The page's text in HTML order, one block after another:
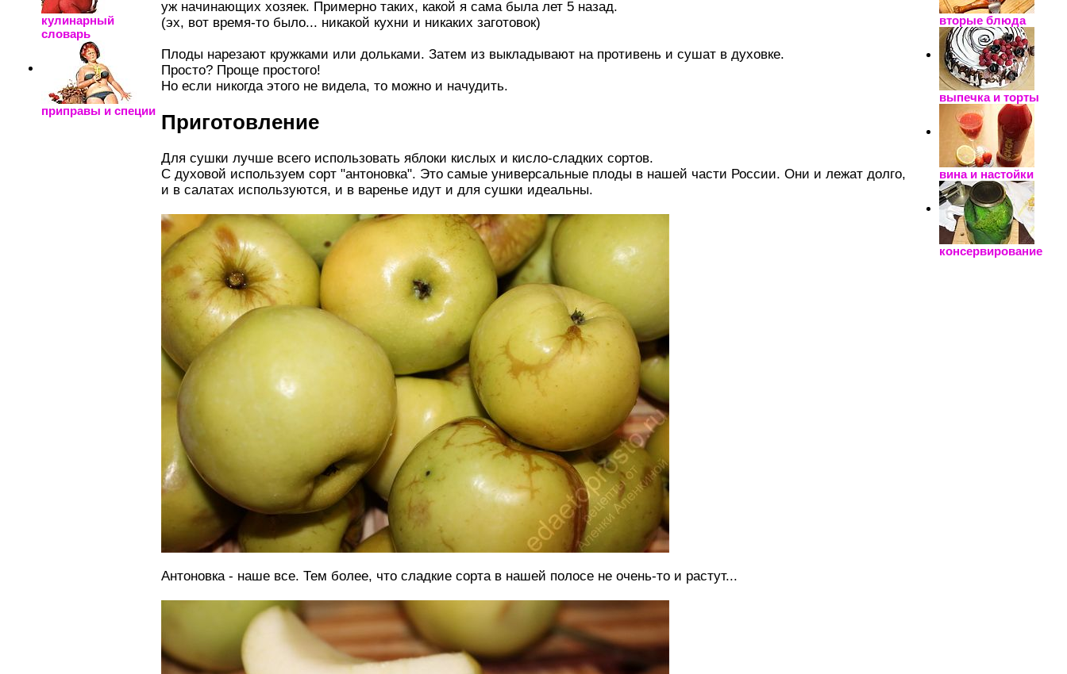
кулинарный
словарь
приправы и специи
уж начинающих хозяек. Примерно таких, какой я сама была лет 5 назад.
(эх, вот время-то было... никакой кухни и никаких заготовок)
Плоды нарезают кружками или дольками. Затем из выкладывают на противень и сушат в духовке.
Просто? Проще простого!
Но если никогда этого не видела, то можно и начудить.
Приготовление
Для сушки лучше всего использовать яблоки кислых и кисло-сладких сортов.
С духовой используем сорт "антоновка". Это самые универсальные плоды в нашей части России. Они и лежат долго,
и в салатах используются, и в варенье идут и для сушки идеальны.
Антоновка - наше все. Тем более, что сладкие сорта в нашей полосе не очень-то и растут...
вторые блюда
выпечка и торты
вина и настойки
консервирование